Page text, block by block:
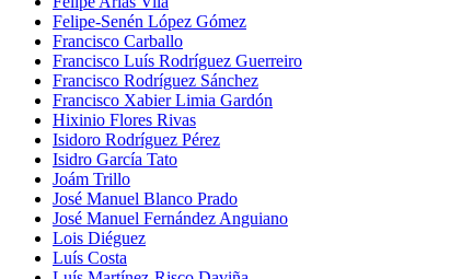
Felipe-Senén López Gómez
Francisco Carballo
Francisco Luís Rodríguez Guerreiro
Francisco Rodríguez Sánchez
Francisco Xabier Limia Gardón
Hixinio Flores Rivas
Isidoro Rodríguez Pérez
Isidro García Tato
Joám Trillo
José Manuel Blanco Prado
José Manuel Fernández Anguiano
Lois Diéguez
Luís Costa